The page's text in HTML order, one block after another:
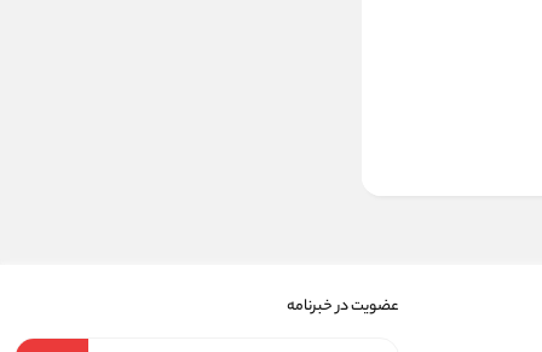
عضویت در خبرنامه